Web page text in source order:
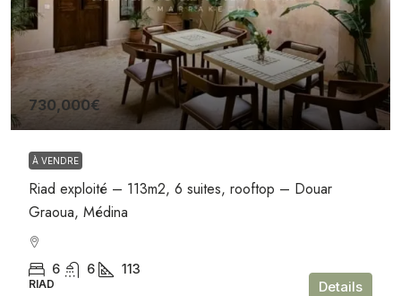
730,000€
À VENDRE
Riad exploité – 113m2, 6 suites, rooftop – Douar
Graoua, Médina
6 6 113
RIAD Details